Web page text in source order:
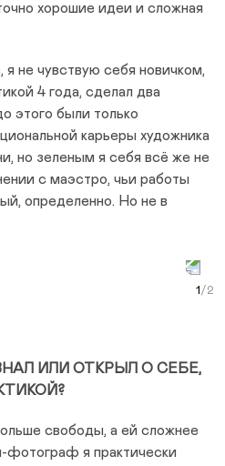
хорошие идеи и сложная
не чувствую себя новичком,
4 года, сделал два
этого были только
карьеры художника
но зеленым я себя всё же не
с маэстро, чьи работы
определенно. Но не в
Next Slide
ИЛИ ОТКРЫЛ О СЕБЕ,
свободы, а ей сложнее
фотограф я практически